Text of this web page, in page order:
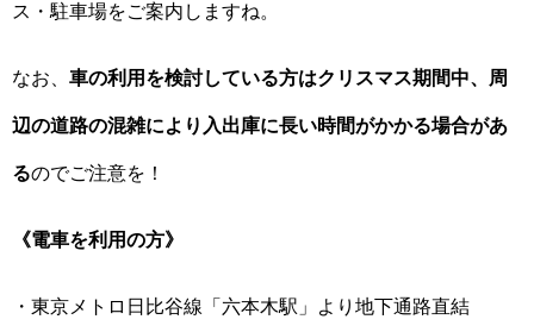
ス・駐車場をご案内しますね。
なお、 車の利用を検討している方はクリスマス期間中、周
辺の道路の混雑により入出庫に長い時間がかかる場合があ
るのでご注意を！
《電車を利用の方》
・東京メトロ日比谷線「六本木駅」より地下通路直結